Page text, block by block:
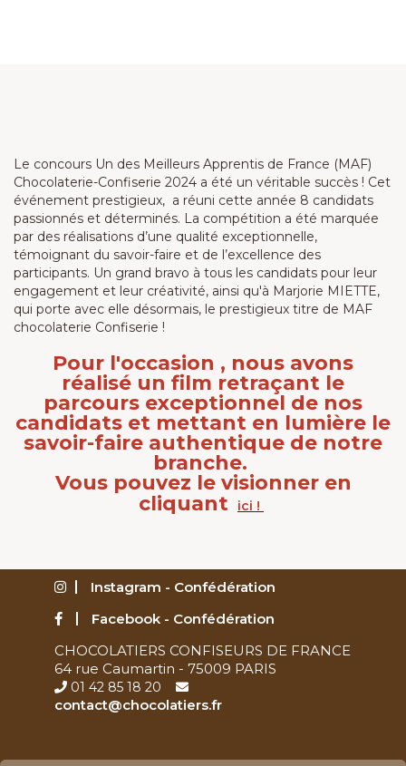
Le concours Un des Meilleurs Apprentis de France (MAF)
Chocolaterie-Confiserie 2024 a été un véritable succès ! Cet
événement prestigieux, a réuni cette année 8 candidats
passionnés et déterminés. La compétition a été marquée
par des réalisations d’une qualité exceptionnelle,
témoignant du savoir-faire et de l’excellence des
participants. Un grand bravo à tous les candidats pour leur
engagement et leur créativité, ainsi qu'à Marjorie MIETTE,
qui porte avec elle désormais, le prestigieux titre de MAF
chocolaterie Confiserie !
Pour l'occasion , nous avons
réalisé un film retraçant le
parcours exceptionnel de nos
candidats et mettant en lumière le
savoir-faire authentique de notre
branche.
Vous pouvez le visionner en
cliquant
ici !
Instagram - Confédération
Facebook - Confédération
CHOCOLATIERS CONFISEURS DE FRANCE
64 rue Caumartin - 75009 PARIS
01 42 85 18 20
contact@chocolatiers.fr